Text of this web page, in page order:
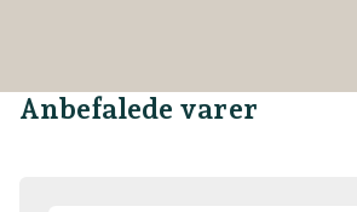
Anbefalede varer